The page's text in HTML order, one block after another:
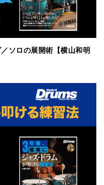
ソロの展開術【横山和明